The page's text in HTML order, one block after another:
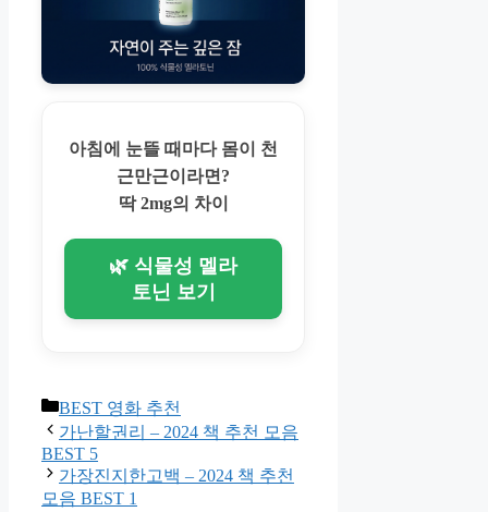
아침에 눈뜰 때마다 몸이 천
근만근이라면?
딱 2mg의 차이
🌿 식물성 멜라
토닌 보기
Categories
BEST 영화 추천
가난할권리 – 2024 책 추천 모음
BEST 5
가장진지한고백 – 2024 책 추천
모음 BEST 1